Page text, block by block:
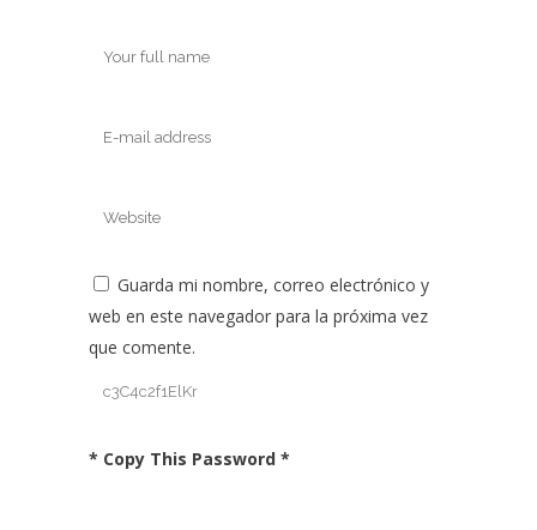
Guarda mi nombre, correo electrónico y
web en este navegador para la próxima vez
que comente.
* Copy This Password *